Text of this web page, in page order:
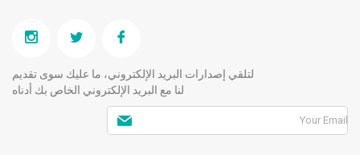
لتلقي إصدارات البريد الإلكتروني، ما عليك سوى تقديم
لنا مع البريد الإلكتروني الخاص بك أدناه